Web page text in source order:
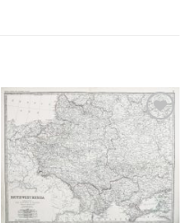
Ajouter
à la
wishlist